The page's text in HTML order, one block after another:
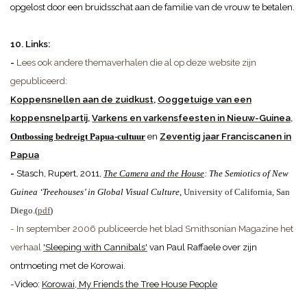
opgelost door een bruidsschat aan de familie van de vrouw te betalen.
10. Links:
- Lees ook andere themaverhalen die al op deze website zijn
gepubliceerd:
Koppensnellen aan de zuidkust, Ooggetuige van een
koppensnelpartij,Varkens en varkensfeesten in Nieuw-Guinea,
Ontbossing bedreigt Papua-cultuur en Zeventig jaar Franciscanen in
Papua
- Stasch, Rupert, 2011, The Camera and the House: The Semiotics of New
Guinea ‘Treehouses’ in Global Visual Culture University of California, San
Diego.(pdf)
- In september 2006 publiceerde het blad Smithsonian Magazine het
verhaal 'Sleeping with Cannibals' van Paul Raffaele over zijn
ontmoeting met de Korowai.
-Video: Korowai, My Friends the Tree House People